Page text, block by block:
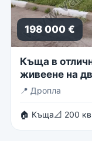
198 000 €
Къща в
живеене на
📍 Дропла
🏠 Къща📐 200